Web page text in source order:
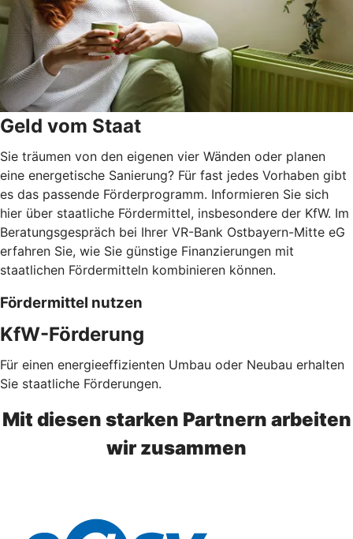
Geld vom Staat
Sie träumen von den eigenen vier Wänden oder planen
eine energetische Sanierung? Für fast jedes Vorhaben gibt
es das passende Förderprogramm. Informieren Sie sich
hier über staatliche Fördermittel, insbesondere der KfW. Im
Beratungsgespräch bei Ihrer VR-Bank Ostbayern-Mitte eG
erfahren Sie, wie Sie günstige Finanzierungen mit
staatlichen Fördermitteln kombinieren können.
Fördermittel nutzen
KfW-Förderung
Für einen energieeffizienten Umbau oder Neubau erhalten
Sie staatliche Förderungen.
Mit diesen starken Partnern arbeiten
wir zusammen